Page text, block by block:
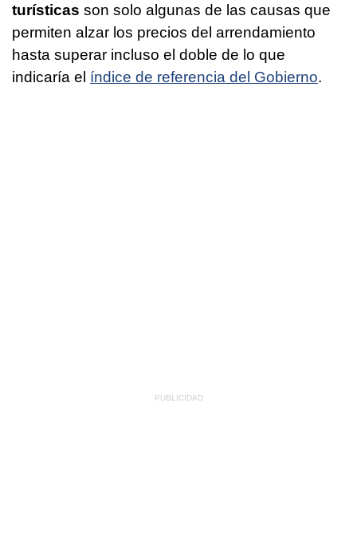
turísticas son solo algunas de las causas que
permiten alzar los precios del arrendamiento
hasta superar incluso el doble de lo que
indicaría el índice de referencia del Gobierno.